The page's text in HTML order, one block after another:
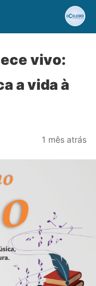
vivo:
a vida à
1 mês atrás